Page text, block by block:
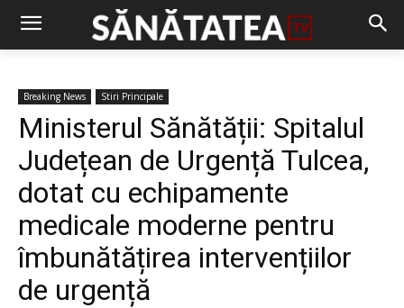
Breaking News Stiri Principale
Ministerul Sănătății: Spitalul
Județean de Urgență Tulcea,
dotat cu echipamente
medicale moderne pentru
îmbunătățirea intervențiilor
de urgență